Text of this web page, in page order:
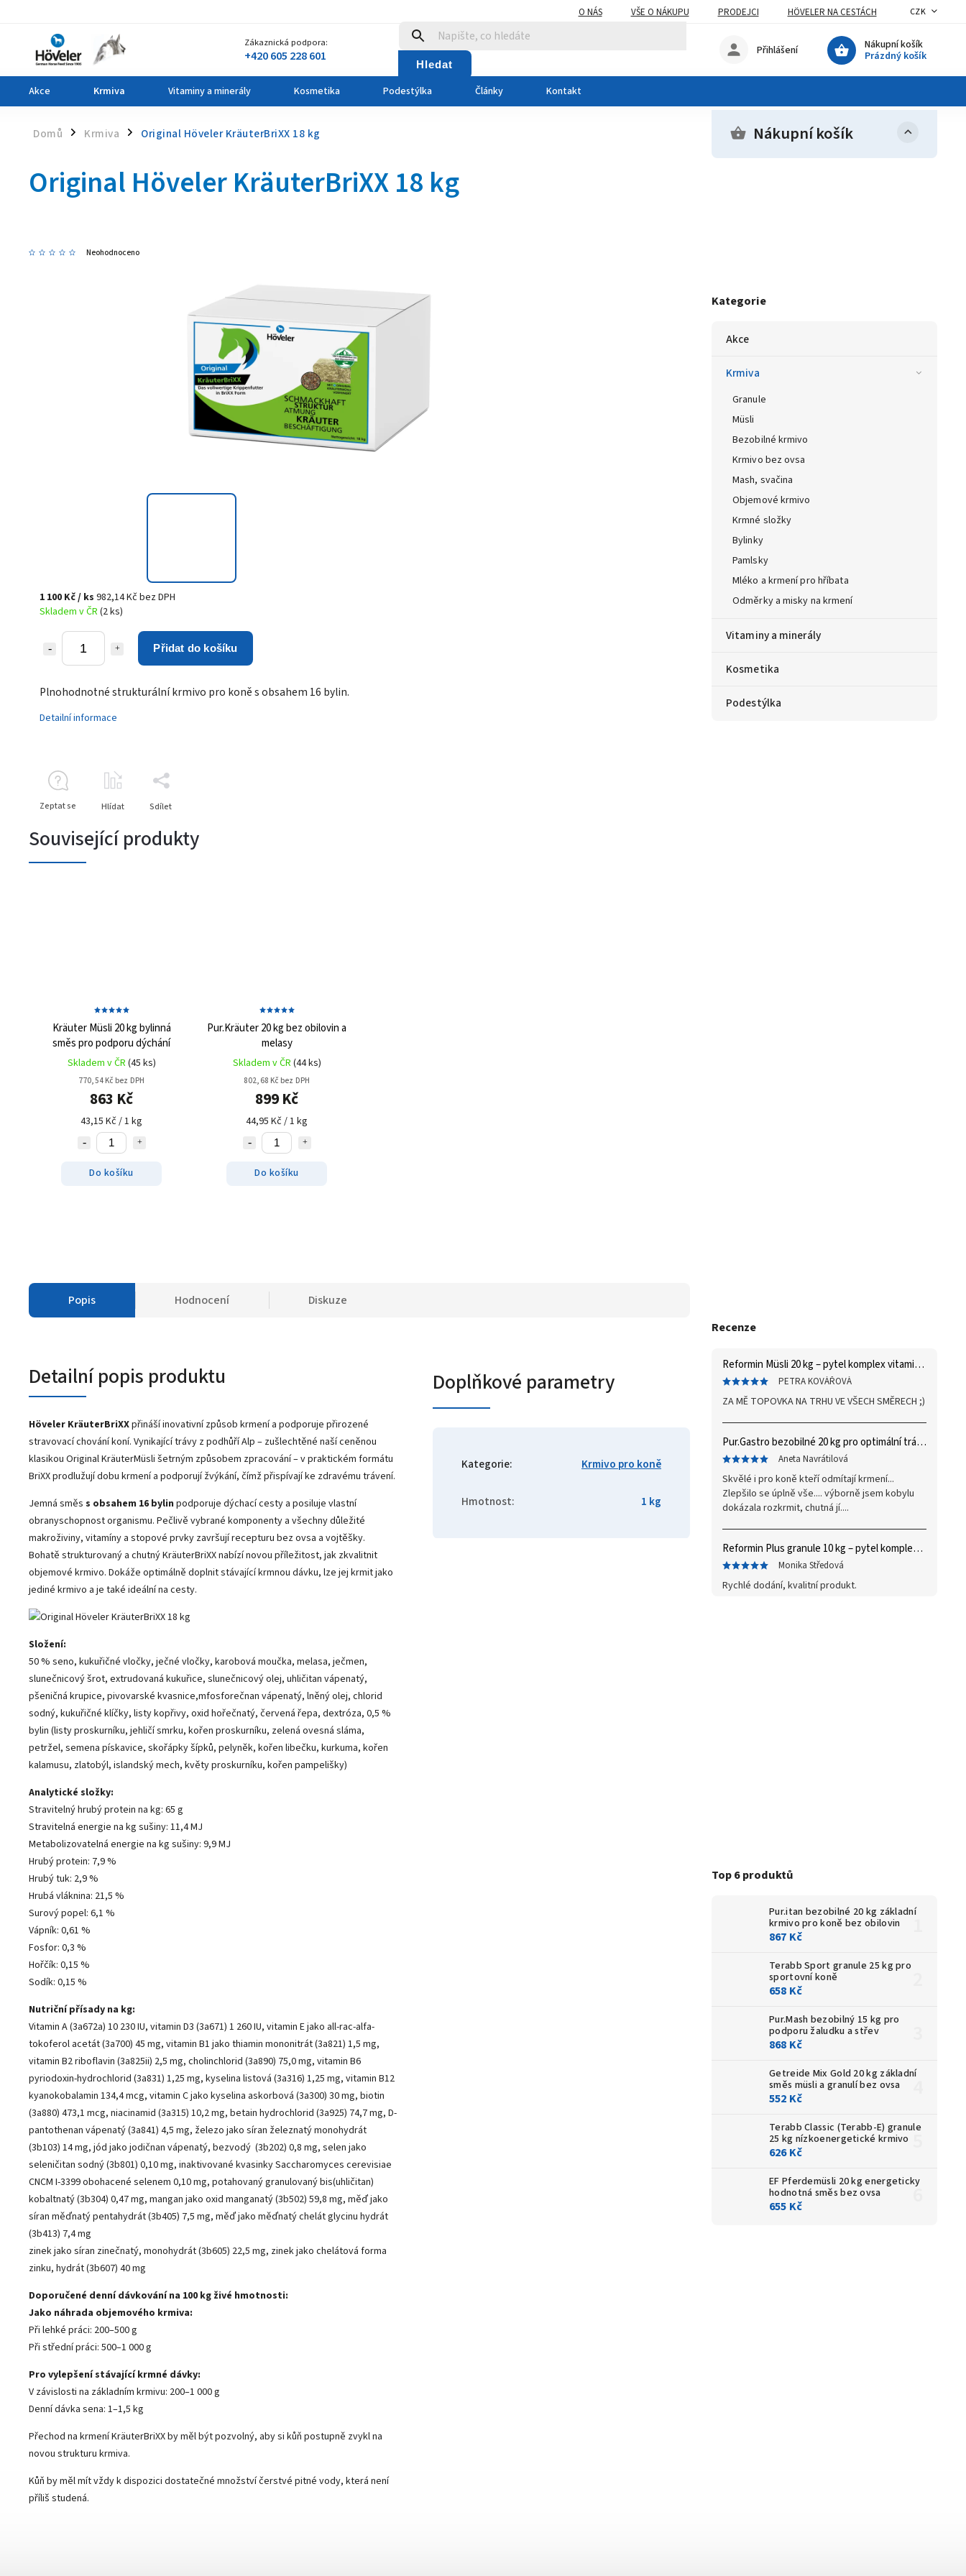
O NÁS VŠE O NÁKUPU PRODEJCI HÖVELER NA CESTÁCH CZK
Zákaznická podpora:
+420 605 228 601 Hledat
Nákupní košík
Prázdný košík
Přihlášení
Akce Krmiva Vitaminy a minerály Kosmetika Podestýlka Články Kontakt
Domů / Krmiva / Original Höveler KräuterBriXX 18 kg Nákupní košík
Kategorie
Akce
Krmiva
Granule
Müsli
Bezobilné krmivo
Krmivo bez ovsa
Mash, svačina
Objemové krmivo
Krmné složky
Bylinky
Pamlsky
Mléko a krmení pro hříbata
Odměrky a misky na krmení
Vitaminy a minerály
Kosmetika
Podestýlka
Recenze
Reformin Müsli 20 kg – pytelkomplex vitaminů a minerálů
PETRA KOVÁŘOVÁ
ZA MĚ TOPOVKA NA TRHU VE VŠECH SMĚRECH ;)
Pur.Gastro bezobilné 20 kgpro optimální trávení
Aneta Navrátilová
Skvělé i pro koně kteří odmítají krmení...
Zlepšilo se úplně vše.... výborně jsem kobylu
dokázala rozkrmit, chutná jí....
Reformin Plus granule 10 kg – pytelkomplex vitaminů a minerálů
Monika Středová
Rychlé dodání, kvalitní produkt.
Top 6 produktů
Pur.itan bezobilné 20 kg základní
krmivo pro koně bez obilovin
867 Kč
Terabb Sport granule 25 kgpro
sportovní koně
658 Kč
Pur.Mash bezobilný 15 kg pro
podporu žaludku a střev
868 Kč
Getreide Mix Gold 20 kg základní
směs müsli a granulí bez ovsa
552 Kč
Terabb Classic (Terabb-E) granule
25 kg nízkoenergetické krmivo
626 Kč
EF Pferdemüsli 20 kgenergeticky
hodnotná směs bez ovsa
655 Kč
Original Höveler KräuterBriXX 18 kg
Neohodnoceno
1 100 Kč/ ks 982,14 Kč bez DPH
Skladem v ČR (2 ks)
Přidat do košíku
Plnohodnotné strukturální krmivo pro koně s obsahem 16 bylin.
Detailní informace
Zeptat se Hlídat Sdílet
Související produkty
Kräuter Müsli 20 kgbylinná
směs pro podporu dýchání
Skladem v ČR (45 ks)
770,54 Kč bez DPH
863 Kč
43,15 Kč / 1 kg
Do košíku
Pur.Kräuter 20 kgbez obilovin a
melasy
Skladem v ČR (44 ks)
802,68 Kč bez DPH
899 Kč
44,95 Kč / 1 kg
Do košíku
Popis Hodnocení Diskuze
Detailní popis produktu
Höveler KräuterBriXXpřináší inovativní způsob krmení a podporuje přirozené
stravovací chování koní. Vynikající trávy z podhůří Alp – zušlechtěné naší ceněnou
klasikou Original KräuterMüsli šetrným způsobem zpracování – v praktickém formátu
BriXX prodlužují dobu krmení a podporují žvýkání, čímž přispívají ke zdravému trávení.
Jemná směs s obsahem 16 bylin podporuje dýchací cesty a posiluje vlastní
obranyschopnost organismu. Pečlivě vybrané komponenty a všechny důležité
makroživiny, vitamíny a stopové prvky završují recepturu bez ovsa a vojtěšky.
Bohatě strukturovaný a chutný KräuterBriXX nabízí novou příležitost, jak zkvalitnit
objemové krmivo. Dokáže optimálně doplnit stávající krmnou dávku, lze jej krmit jako
jediné krmivo a je také ideální na cesty.
Složení:
50 % seno, kukuřičné vločky, ječné vločky, karobová moučka, melasa, ječmen,
slunečnicový šrot, extrudovaná kukuřice, slunečnicový olej, uhličitan vápenatý,
pšeničná krupice, pivovarské kvasnice,mfosforečnan vápenatý, lněný olej, chlorid
sodný, kukuřičné klíčky, listy kopřivy, oxid hořečnatý, červená řepa, dextróza, 0,5 %
bylin (listy proskurníku, jehličí smrku, kořen proskurníku, zelená ovesná sláma,
petržel, semena pískavice, skořápky šípků, pelyněk, kořen libečku, kurkuma, kořen
kalamusu, zlatobýl, islandský mech, květy proskurníku, kořen pampelišky)
Analytické složky:
Stravitelný hrubý protein na kg: 65 g
Stravitelná energie na kg sušiny: 11,4 MJ
Metabolizovatelná energie na kg sušiny: 9,9 MJ
Hrubý protein: 7,9 %
Hrubý tuk: 2,9 %
Hrubá vláknina: 21,5 %
Surový popel: 6,1 %
Vápník: 0,61 %
Fosfor: 0,3 %
Hořčík: 0,15 %
Sodík: 0,15 %
Nutriční přísady na kg:
Vitamin A (3a672a) 10 230 IU, vitamin D3 (3a671) 1 260 IU, vitamin E jako all-rac-alfa-
tokoferol acetát (3a700) 45 mg, vitamin B1 jako thiamin mononitrát (3a821) 1,5 mg,
vitamin B2 riboflavin (3a825ii) 2,5 mg, cholinchlorid (3a890) 75,0 mg, vitamin B6
pyriodoxin-hydrochlorid (3a831) 1,25 mg, kyselina listová (3a316) 1,25 mg, vitamin B12
kyanokobalamin 134,4 mcg, vitamin C jako kyselina askorbová (3a300) 30 mg, biotin
(3a880) 473,1 mcg, niacinamid (3a315) 10,2 mg, betain hydrochlorid (3a925) 74,7 mg, D-
pantothenan vápenatý (3a841) 4,5 mg, železo jako síran železnatý monohydrát
(3b103) 14 mg, jód jako jodičnan vápenatý, bezvodý (3b202) 0,8 mg, selen jako
seleničitan sodný (3b801) 0,10 mg, inaktivované kvasinky Saccharomyces cerevisiae
CNCM I-3399 obohacené selenem 0,10 mg, potahovaný granulovaný bis(uhličitan)
kobaltnatý (3b304) 0,47 mg, mangan jako oxid manganatý (3b502) 59,8 mg, měď jako
síran měďnatý pentahydrát (3b405) 7,5 mg, měď jako měďnatý chelát glycinu hydrát
(3b413) 7,4 mg
zinek jako síran zinečnatý, monohydrát (3b605) 22,5 mg, zinek jako chelátová forma
zinku, hydrát (3b607) 40 mg
Doporučené denní dávkování na 100 kg živé hmotnosti:
Jako náhrada objemového krmiva:
Při lehké práci: 200–500 g
Při střední práci: 500–1 000 g
Pro vylepšení stávající krmné dávky:
V závislosti na základním krmivu: 200–1 000 g
Denní dávka sena: 1–1,5 kg
Přechod na krmení KräuterBriXX by měl být pozvolný, aby si kůň postupně zvykl na
novou strukturu krmiva.
Kůň by měl mít vždy k dispozici dostatečné množství čerstvé pitné vody, která není
příliš studená.
Doplňkové parametry
Kategorie: Krmivo pro koně
Hmotnost: 1 kg